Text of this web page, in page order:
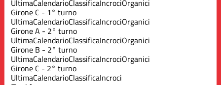
UltimaCalendarioClassificaIncrociOrganici
Girone C - 1° turno
UltimaCalendarioClassificaIncrociOrganici
Girone A - 2° turno
UltimaCalendarioClassificaIncrociOrganici
Girone B - 2° turno
UltimaCalendarioClassificaIncrociOrganici
Girone C - 2° turno
UltimaCalendarioClassificaIncroci